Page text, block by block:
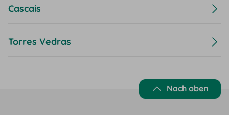
Cascais
Torres Vedras
Nach oben